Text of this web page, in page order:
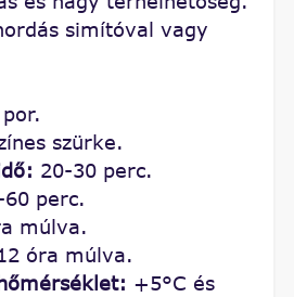
simítóval vagy
szürke.
20-30 perc.
60 perc.
múlva.
óra múlva.
+5°C és